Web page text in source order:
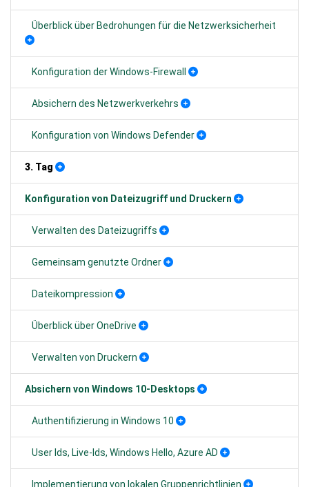
Überblick über Bedrohungen für die Netzwerksicherheit
Konfiguration der Windows-Firewall
Absichern des Netzwerkverkehrs
Konfiguration von Windows Defender
3. Tag
Konfiguration von Dateizugriff und Druckern
Verwalten des Dateizugriffs
Gemeinsam genutzte Ordner
Dateikompression
Überblick über OneDrive
Verwalten von Druckern
Absichern von Windows 10-Desktops
Authentifizierung in Windows 10
User Ids, Live-Ids, Windows Hello, Azure AD
Implementierung von lokalen Gruppenrichtlinien